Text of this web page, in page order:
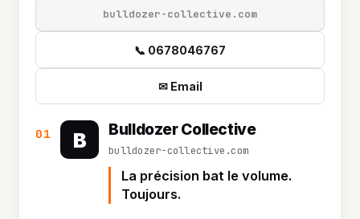
01 B Bulldozer Collective
bulldozer-collective.com
La précision bat le volume.
Toujours.
bulldozer-collective.com
📞 0678046767
✉ Email